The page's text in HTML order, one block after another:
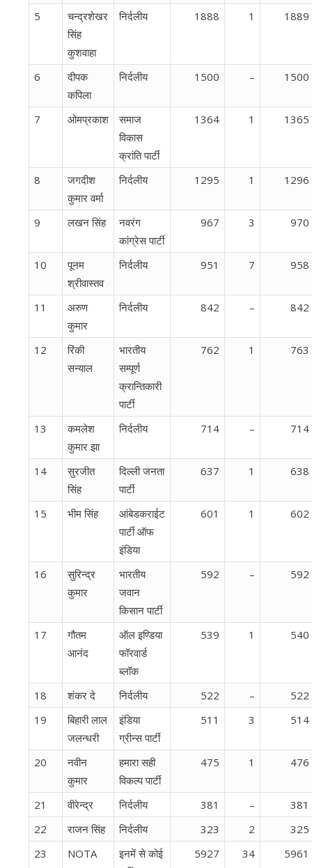
5
चन्द्रशेखर
सिंह
कुशवाहा
निर्दलीय 1888 1 1889
6
दीपक
कपिला
निर्दलीय 1500 – 1500
7 ओमप्रकाश
समाज
विकास
क्रांति पार्टी
1364 1 1365
8
जगदीश
कुमार वर्मा
निर्दलीय 1295 1 1296
9 लखन सिंह
नवरंग
कांग्रेस पार्टी
967 3 970
10
पूनम
श्रीवास्तव
निर्दलीय 951 7 958
11
अरुण
कुमार
निर्दलीय 842 – 842
12
रिंकी
सन्याल
भारतीय
सम्पूर्ण
क्रान्तिकारी
पार्टी
762 1 763
13
कमलेश
कुमार झा
निर्दलीय 714 – 714
14
सुरजीत
सिंह
दिल्‍ली जनता
पार्टी
637 1 638
15 भीम सिंह
आंबेडकराईट
पार्टी ऑफ
इंडिया
601 1 602
16
सुरिन्द्र
कुमार
भारतीय
जवान
किसान पार्टी
592 – 592
17
गौतम
आनंद
ऑल इण्डिया
फॉरवार्ड
ब्‍लॉक
539 1 540
18 शंकर दे निर्दलीय 522 –
522
19
बिहारी लाल
जलन्धरी
इंडिया
ग्रीन्स पार्टी
511 3 514
20
नवीन
कुमार
हमारा सही
विकल्प पार्टी
475 1 476
21 वीरेन्द्र निर्दलीय 381 –
381
22
राजन सिंह निर्दलीय 323 2
325
23
NOTA
इनमें से कोई
5927 34 5961